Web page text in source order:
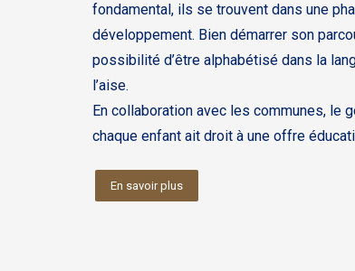
fondamental, ils se trouvent dans une
développement. Bien démarrer son
possibilité d’être alphabétisé dans la
l’aise.
En collaboration avec les communes, le
chaque enfant ait droit à une offre
En savoir plus